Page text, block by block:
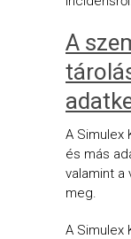
A
A Simulex
és más
valamint a
meg.
A Simulex